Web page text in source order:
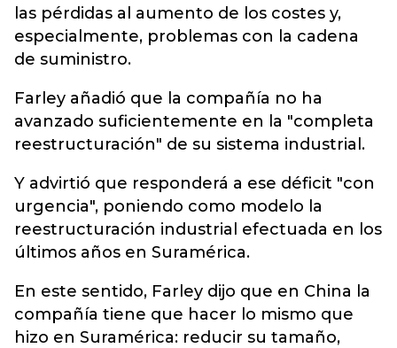
las pérdidas al aumento de los costes y,
especialmente, problemas con la cadena
de suministro.
Farley añadió que la compañía no ha
avanzado suficientemente en la "completa
reestructuración" de su sistema industrial.
Y advirtió que responderá a ese déficit "con
urgencia", poniendo como modelo la
reestructuración industrial efectuada en los
últimos años en Suramérica.
En este sentido, Farley dijo que en China la
compañía tiene que hacer lo mismo que
hizo en Suramérica: reducir su tamaño,